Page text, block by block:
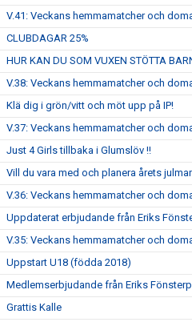
V.41: Veckans hemmamatcher och
CLUBDAGAR 25%
HUR KAN DU SOM VUXEN STÖTTA
V.38: Veckans hemmamatcher och
Klä dig i grön/vitt och möt upp på IP!
V.37: Veckans hemmamatcher och
Just 4 Girls tillbaka i Glumslöv !!
Vill du vara med och planera årets
V.36: Veckans hemmamatcher och
Uppdaterat erbjudande från Eriks
V.35: Veckans hemmamatcher och
Uppstart U18 (födda 2018)
Medlemserbjudande från Eriks
Grattis Kalle